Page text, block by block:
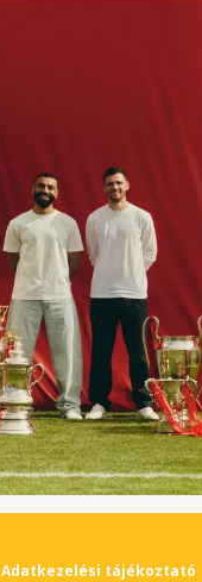
Adatkezelési tájékoztató